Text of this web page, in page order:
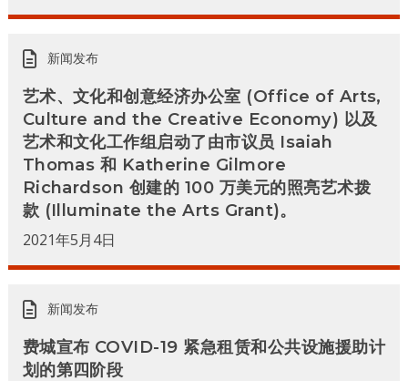
新闻发布
艺术、文化和创意经济办公室 (Office of Arts,
Culture and the Creative Economy) 以及
艺术和文化工作组启动了由市议员 Isaiah
Thomas 和 Katherine Gilmore
Richardson 创建的 100 万美元的照亮艺术拨
款 (Illuminate the Arts Grant)。
2021年5月4日
新闻发布
费城宣布 COVID-19 紧急租赁和公共设施援助计
划的第四阶段